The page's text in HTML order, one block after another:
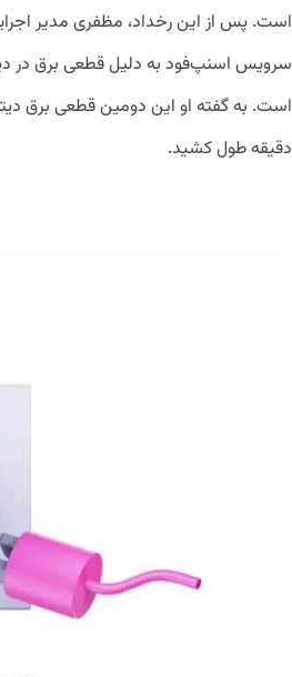
است. پس از این رخداد، مظفری مدیر
سرویس اسنپ‌فود به دلیل قطعی برق در
دقیقه طول کشید.